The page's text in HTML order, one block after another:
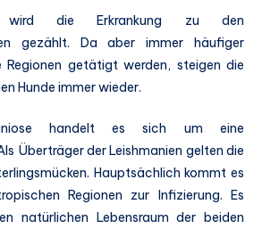
wird die Erkrankung zu den
gezählt. Da aber immer häufiger
Regionen getätigt werden, steigen die
Hunde immer wieder.
handelt es sich um eine
Überträger der Leishmanien gelten die
Hauptsächlich kommt es
Regionen zur Infizierung. Es
natürlichen Lebensraum der beiden